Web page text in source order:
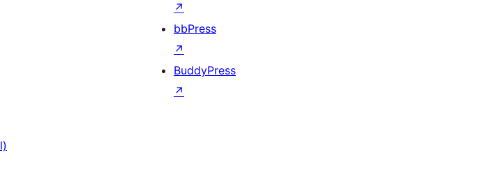
↗
bbPress
↗
BuddyPress
↗